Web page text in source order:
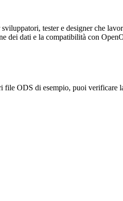
tester e designer che
dei dati e la compatibilità con
ODS di esempio, puoi verificare